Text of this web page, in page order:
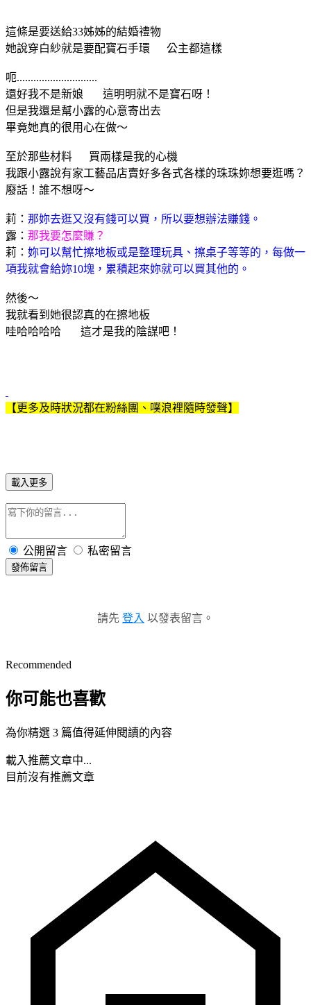
這條是要送給33姊姊的結婚禮物
她說穿白紗就是要配寶石手環 公主都這樣
呃.............................
還好我不是新娘 這明明就不是寶石呀！
但是我還是幫小露的心意寄出去
畢竟她真的很用心在做～
至於那些材料 買兩樣是我的心機
我跟小露說有家工藝品店賣好多各式各樣的珠珠妳想要逛嗎？
廢話！誰不想呀～
莉： 那妳去逛又沒有錢可以買，所以要想辦法賺錢。
露： 那我要怎麼賺？
莉： 妳可以幫忙擦地板或是整理玩具、擦桌子等等的，每做一
項我就會給妳10塊，累積起來妳就可以買其他的。
然後～
我就看到她很認真的在擦地板
哇哈哈哈哈 這才是我的陰謀吧！
【更多及時狀況都在粉絲團、噗浪裡隨時發聲】
載入更多
公開留言 私密留言
發佈留言
請先 登入 以發表留言。
Recommended
你可能也喜歡
為你精選 3 篇值得延伸閱讀的內容
載入推薦文章中...
目前沒有推薦文章